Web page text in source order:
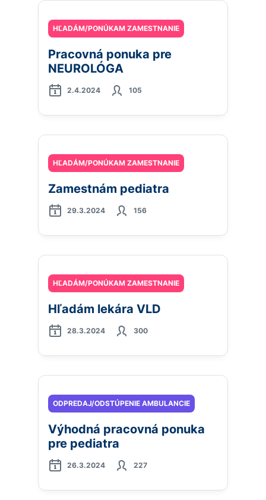
HĽADÁM/PONÚKAM ZAMESTNANIE
Pracovná ponuka pre
NEUROLÓGA
2.4.2024 105
HĽADÁM/PONÚKAM ZAMESTNANIE
Zamestnám pediatra
29.3.2024 156
HĽADÁM/PONÚKAM ZAMESTNANIE
Hľadám lekára VLD
28.3.2024 300
ODPREDAJ/ODSTÚPENIE AMBULANCIE
Výhodná pracovná ponuka
pre pediatra
26.3.2024 227